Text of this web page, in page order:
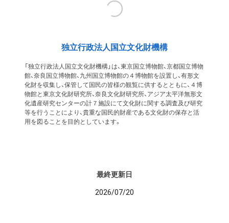
独立行政法人国立文化財機構
「独立行政法人国立文化財機構」は、東京国立博物館、京都国立博物
館、奈良国立博物館、九州国立博物館の４博物館を設置し、有形文
化財を収集し、保管して国民の皆様の観覧に供するとともに、４博
物館と東京文化財研究所、奈良文化財研究所、アジア太平洋無形文
化遺産研究センターの計７施設にて文化財に関する調査及び研究
等を行うことにより、貴重な国民的財産である文化財の保存と活
用を図ることを目的としています。
最終更新日
2026/07/20